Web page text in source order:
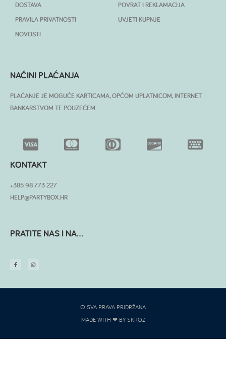
DOSTAVA
PRAVILA PRIVATNOSTI
NOVOSTI
POVRAT I REKLAMACIJA
UVJETI KUPNJE
NAČINI PLAĆANJA
PLAĆANJE JE MOGUĆE KARTICAMA, OPĆOM UPLATNICOM, INTERNET
BANKARSTVOM TE POUZEĆEM
KONTAKT
+385 98 773 227
HELP@PARTYBOX.HR
PRATITE NAS I NA...
© SVA PRAVA PRIDRŽANA
MADE WITH ❤ BY SKROZ